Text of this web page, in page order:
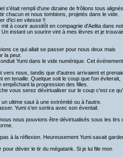
s'était rempli d'une dizaine de frôlions tous alignés
chacun et nous tombions, projetés dans le vide.
d'ici en vitesse !!
à courir aussitôt en compagnie d'Aelita dans
instant un sourire vint à mes lèvres et je
ce qui allait se passer pour nous deux mais
la peur.
Yumi dans le vide numérique. Cet événement
vers nous, tandis que d'autres arrivaient et
tenaille. Quelque soit le coup que l'on éviterait,
la progression des filles.
vous serez dévirtualiser sur le coup c'est ce
ultime saut à une extrémité ou à l'autre.
Yumi s'en sortira avec son éventail.
nous pouvions être dévirtualisés sous les tirs
à la réflexion. Heureusement Yumi savait
dévier le tir du mégatank. Si je lui file mon